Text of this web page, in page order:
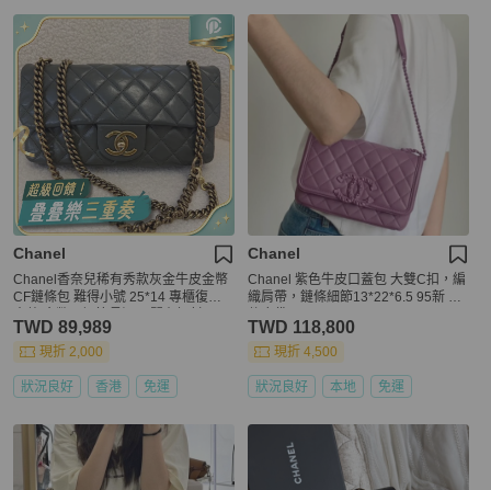
Chanel
Chanel香奈兒稀有秀款灰金牛皮金幣
CF鏈條包 難得小號 25*14 專櫃復刻
TWD 89,989
現折 2,000
狀況良好 香港 免運
Chanel
Chanel 紫色牛皮口蓋包 大雙C扣，編
織肩帶，鏈條細節13*22*6.5 95新 配
TWD 118,800
現折 4,500
狀況良好 本地 免運